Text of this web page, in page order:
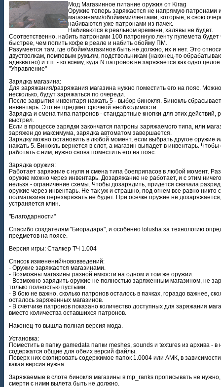
Мод Магазинное питание оружия от Kirag
Оружие теперь заряжается не напрямую патронами
магазинами/обоймами/лентами, которые, в свою
набиваются уже патронами из пачек.
Набиваются в реальном времени, халявы не будет.
Соответственно, набить патронами 100 патронную ленту пулемета будет
быстрее, чем попить кофе в реале и набить обойму ПМ.
Разумеется там, где обойм/магазинов быть не должно, их и нет. Это
двустволкам, помповым ружьям, подствольникам (наконец-то
адекватно) и т.п. - ко всему, куда N патронов не заряжается как одно целое.
"Управление"
Зарядка магазина:
Для заряжания/разряжания магазина нужно поместить его на пояс.
несколько, будут заряжаться по очереди.
После закрытия инвентаря нажать 5 - выбор бинокля. Бинокль
инвентарь. Это не предмет срочной необходимости.
Зарядка и смена типа патронов - стандартные кнопки для этих действий,
выстрел.
Если в процессе зарядки закончатся патроны заряжаемого типа, или
заряжен до максимума, зарядка автоматом завершается.
Зарядку можно остановить в любой момент, если выбрать другое оружие
нажать 5. Бинокль вернется в слот, а магазин выпадет в инвентарь. Чтобы
работать с ним, нужно снова поместить его на пояс.
Зарядка оружия:
Работает заряжние с нуля и смена типа боеприпасов в любой момент.
оружие можно через инвентарь. Дозаряжание не работает, и с этим
нельзя - ограничение схемы. Чтобы дозарядить, придется сначала
оружие через инвентарь. Не так уж и страшно, под огнем все равно никто с
полмагазина перезаряжать не будет. При осечке оружие не
устраняется клин.
"Благодарности"
Спасибо создателям "Биорадара", и особенно tolusha за технологию
предметов на поясе.
Версия игры: Сталкер ТЧ 1.004
Список изменений/нововведений:
- Оружие заряжается магазинами.
- Возможны магазины разной емкости на одном и том же оружии.
- Возможно зарядить оружие не полностью заряженным магазином, не
только полностью пустыми.
- В бою не важно, сколько патронов осталось в пачках, гораздо важнее,
осталось заряженных магазинов.
- В счетчике патронов показано количество доступных для заряжания
вместо количества оставшихся патронов.
Наконец-то вышла полная версия мода.
Установка:
Поместить в папку gamedata папки meshes, sounds и textures из архива - в
содержатся общие для обеих версий файлы.
Поверх них скопировать содержимое папок 1.0004 или АМК, в зависимости
какая версия нужна.
Заряжаемые в слоте бинокля магазины в mp_ranks прописывать не
смерти с ними вылета быть не должно.